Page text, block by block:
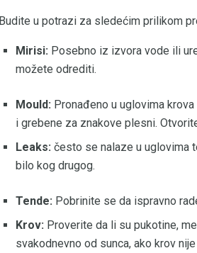
Budite u potrazi za sledećim prilikom
Mirisi: Posebno iz izvora vode ili
možete odrediti.
Mould: Pronađeno u uglovima
i grebene za znakove plesni.
Leaks: često se nalaze u uglovima
bilo kog drugog.
Tende: Pobrinite se da ispravno
Krov: Proverite da li su pukotine,
svakodnevno od sunca, ako krov